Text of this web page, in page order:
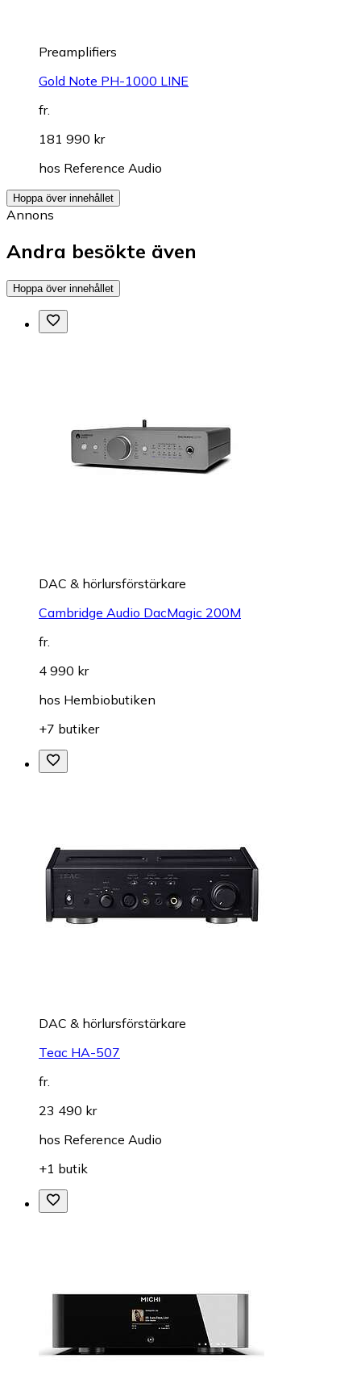
Preamplifiers
Gold Note PH-1000 LINE
fr.
181 990 kr
hos Reference Audio
Hoppa över innehållet
Annons
Andra besökte även
Hoppa över innehållet
DAC & hörlursförstärkare
Cambridge Audio DacMagic 200M
fr.
4 990 kr
hos Hembiobutiken
+7 butiker
DAC & hörlursförstärkare
Teac HA-507
fr.
23 490 kr
hos Reference Audio
+1 butik